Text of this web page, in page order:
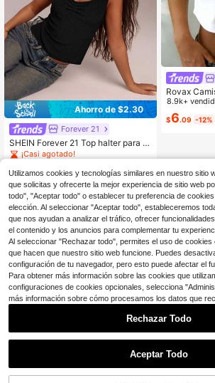
Ahorro de $2.30
Forever 21
SHEIN Forever 21 Top halter para m
ujer de verano estilo boho Y2K para
vacaciones en la playa, feria renac
entista, concierto country, festival d
e música, aeropuerto, Pascua, Día d
e la Madre, graduación, salir, iglesia
y tops de verano
¡Casi agotado!
$5 .59 -29%
Rovax
o con
r para mujer
8.9k+
$6.09 -12%
Utilizamos cookies y tecnologías similares en nuestro sitio
que solicitas y ofrecerte la mejor experiencia de sitio web
todo", "Aceptar todo" o establecer tu preferencia de
elección. Al seleccionar "Aceptar todo", estableceremos
que nos ayudan a analizar el tráfico, ofrecer
el contenido y los anuncios para complementar tu
Al seleccionar "Rechazar todo", permites el uso de
que hacen que nuestro sitio web funcione. Puedes
configuración de tu navegador, pero esto puede afectar el
Para obtener más información sobre las cookies que
configuraciones de cookies opcionales, selecciona
más información sobre cómo procesamos los datos que
Rechazar Todo
Aceptar Todo